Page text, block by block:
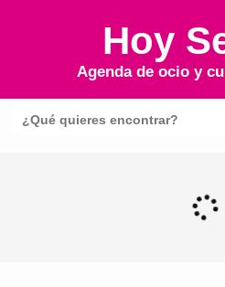
Hoy
Agenda de ocio y